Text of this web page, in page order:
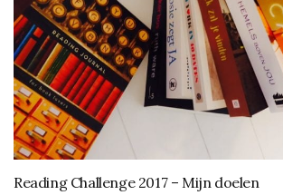
Reading Challenge 2017 – Mijn doelen